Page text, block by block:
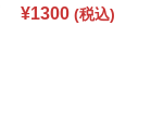
¥1300 (税込)